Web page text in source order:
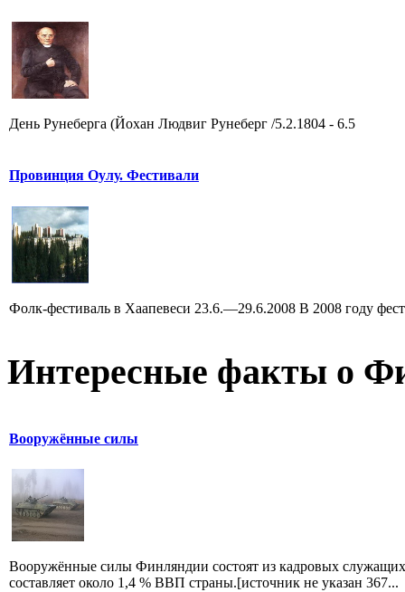
День Рунеберга (Йохан Людвиг Рунеберг /5.2.1804 - 6.5
Провинция Оулу. Фестивали
Фолк-фестиваль в Хаапевеси 23.6.—29.6.2008 В 2008 году
Интересные факты о
Вооружённые силы
Вооружённые силы Финляндии состоят из кадровых
составляет около 1,4 % ВВП страны.[источник не указан 367...